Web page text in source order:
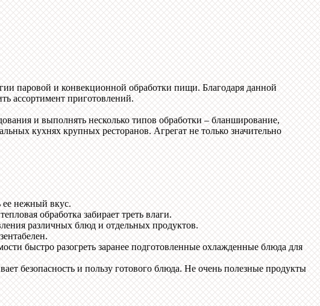
паровой и конвекционной обработки пищи. Благодаря данной
ассортимент приготовлений.
и выполнять несколько типов обработки – бланширование,
кухнях крупных ресторанов. Агрегат не только значительно
ее нежный вкус.
обработка забирает треть влаги.
различных блюд и отдельных продуктов.
быстро разогреть заранее подготовленные охлажденные блюда для
безопасность и пользу готового блюда. Не очень полезные продукты